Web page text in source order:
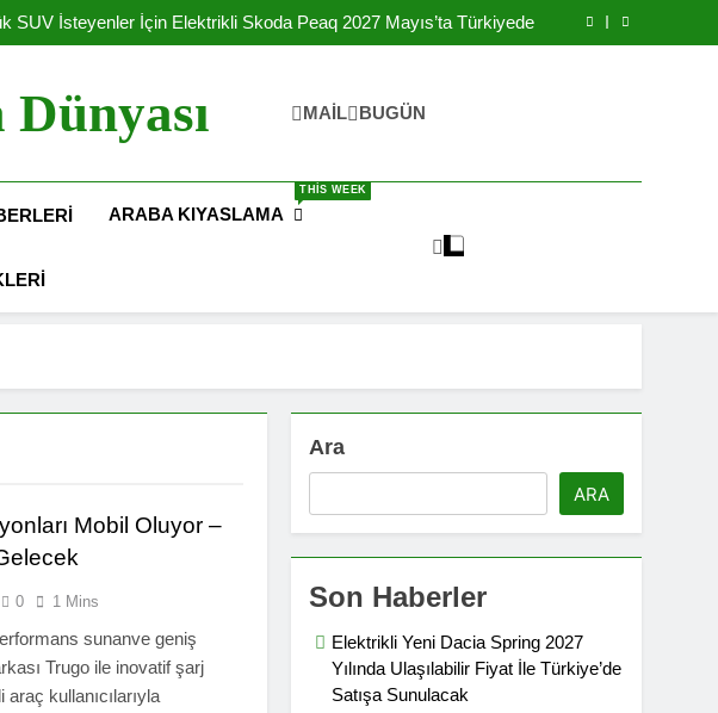
Sunulacak
SUV İsteyenler İçin Elektrikli Skoda Peaq 2027 Mayıs’ta Türkiyede
Amerika Elektrikli Okul Otobüsleri İle Şebekeyi Destekliyor
SUV İsteyenler İçin Elektrikli Skoda Peaq 2027 Mayıs’ta Türkiyede
Amerika Elektrikli Okul Otobüsleri İle Şebekeyi Destekliyor
MAIL BUGÜN
ARABA KIYASLAMA
THIS WEEK
Mobil Oluyor –
0 1 Mins
sunanve geniş
Trugo ile inovatif şarj
kullanıcılarıyla
Ara
ARA
Son Haberler
Elektrikli Yeni Dacia Spring 2027
Yılında Ulaşılabilir Fiyat İle Türkiye’de
Satışa Sunulacak